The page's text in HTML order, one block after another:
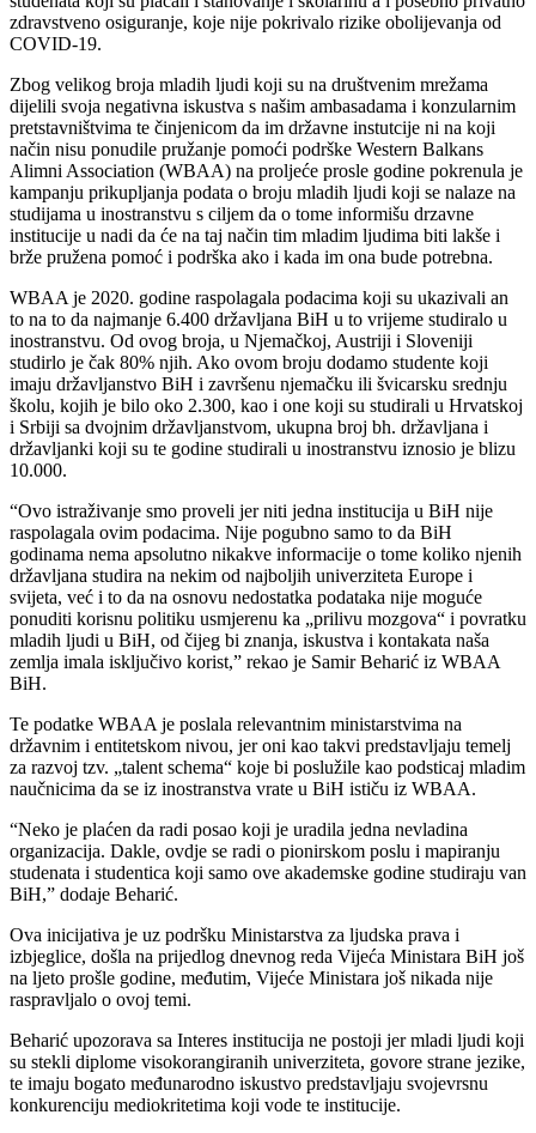
zdravstveno osiguranje, koje nije pokrivalo rizike obolijevanja od
COVID-19.
Zbog velikog broja mladih ljudi koji su na društvenim mrežama
dijelili svoja negativna iskustva s našim ambasadama i konzularnim
pretstavništvima te činjenicom da im državne instutcije ni na koji
način nisu ponudile pružanje pomoći podrške Western Balkans
Alimni Association (WBAA) na proljeće prosle godine pokrenula je
kampanju prikupljanja podata o broju mladih ljudi koji se nalaze na
studijama u inostranstvu s ciljem da o tome informišu drzavne
institucije u nadi da će na taj način tim mladim ljudima biti lakše i
brže pružena pomoć i podrška ako i kada im ona bude potrebna.
WBAA je 2020. godine raspolagala podacima koji su ukazivali an
to na to da najmanje 6.400 državljana BiH u to vrijeme studiralo u
inostranstvu. Od ovog broja, u Njemačkoj, Austriji i Sloveniji
studirlo je čak 80% njih. Ako ovom broju dodamo studente koji
imaju državljanstvo BiH i završenu njemačku ili švicarsku srednju
školu, kojih je bilo oko 2.300, kao i one koji su studirali u Hrvatskoj
i Srbiji sa dvojnim državljanstvom, ukupna broj bh. državljana i
državljanki koji su te godine studirali u inostranstvu iznosio je blizu
10.000.
“Ovo istraživanje smo proveli jer niti jedna institucija u BiH nije
raspolagala ovim podacima. Nije pogubno samo to da BiH
godinama nema apsolutno nikakve informacije o tome koliko njenih
državljana studira na nekim od najboljih univerziteta Europe i
svijeta, već i to da na osnovu nedostatka podataka nije moguće
ponuditi korisnu politiku usmjerenu ka „prilivu mozgova“ i povratku
mladih ljudi u BiH, od čijeg bi znanja, iskustva i kontakata naša
zemlja imala isključivo korist,” rekao je Samir Beharić iz WBAA
BiH.
Te podatke WBAA je poslala relevantnim ministarstvima na
državnim i entitetskom nivou, jer oni kao takvi predstavljaju temelj
za razvoj tzv. „talent schema“ koje bi poslužile kao podsticaj mladim
naučnicima da se iz inostranstva vrate u BiH ističu iz WBAA.
“Neko je plaćen da radi posao koji je uradila jedna nevladina
organizacija. Dakle, ovdje se radi o pionirskom poslu i mapiranju
studenata i studentica koji samo ove akademske godine studiraju van
BiH,” dodaje Beharić.
Ova inicijativa je uz podršku Ministarstva za ljudska prava i
izbjeglice, došla na prijedlog dnevnog reda Vijeća Ministara BiH još
na ljeto prošle godine, međutim, Vijeće Ministara još nikada nije
raspravljalo o ovoj temi.
Beharić upozorava sa Interes institucija ne postoji jer mladi ljudi koji
su stekli diplome visokorangiranih univerziteta, govore strane jezike,
te imaju bogato međunarodno iskustvo predstavljaju svojevrsnu
konkurenciju mediokritetima koji vode te institucije.